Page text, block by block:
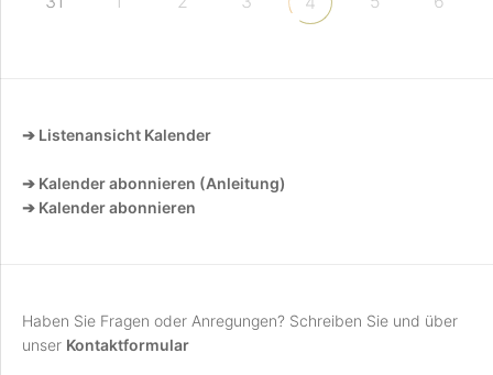
➔ Listenansicht Kalender
➔ Kalender abonnieren (Anleitung)
➔ Kalender abonnieren
Haben Sie Fragen oder Anregungen? Schreiben Sie und über
unser Kontaktformular